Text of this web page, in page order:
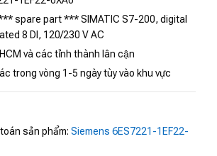
spare part *** SIMATIC S7-200, digital
8 DI, 120/230 V AC
và các tỉnh thành lân cận
trong vòng 1-5 ngày tùy vào khu vực
sản phẩm: Siemens 6ES7221-1EF22-